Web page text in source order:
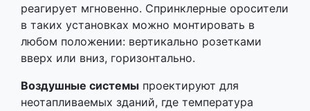
реагирует мгновенно. Спринклерные оросители
в таких установках можно монтировать в
любом положении: вертикально розетками
вверх или вниз, горизонтально.
Воздушные системы проектируют для
неотапливаемых зданий, где температура